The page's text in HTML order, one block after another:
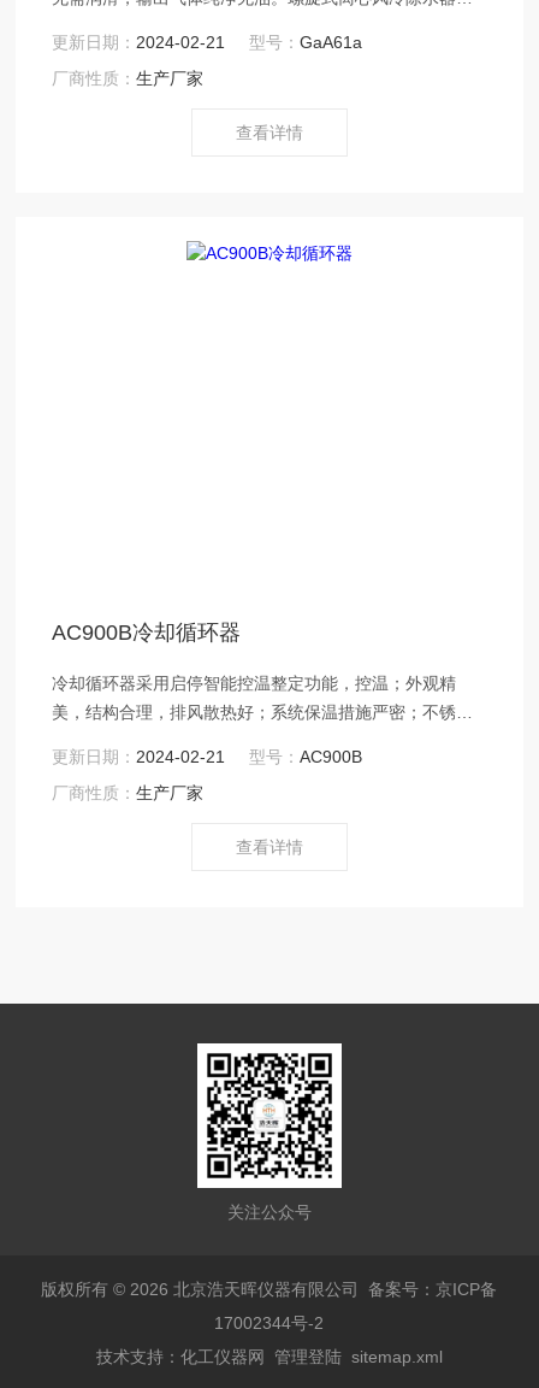
计，蛋窝式吸音海绵，噪音更低。
更新日期： 2024-02-21 型号：GaA61a
厂商性质：生产厂家
查看详情
AC900B冷却循环器
冷却循环器采用启停智能控温整定功能，控温；外观精
美，结构合理，排风散热好；系统保温措施严密；不锈钢
输出；全不锈钢管件及水泵，减少污染；可内置过滤装
置，颗粒物过滤及离子净化树脂；减震良好，噪音低。
更新日期： 2024-02-21 型号：AC900B
厂商性质：生产厂家
查看详情
关注公众号
版权所有 © 2026 北京浩天晖仪器有限公司备案号：京ICP备
17002344号-2
技术支持： 化工仪器网 管理登陆 sitemap.xml